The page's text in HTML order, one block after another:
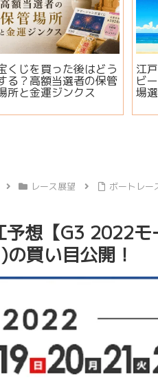
くじを買った後はどう
る？高額当選者の保管
所と金運ジンクス
江
ビ
場
レース展望
ボートレー
予想【G3 2022
買い目公開！